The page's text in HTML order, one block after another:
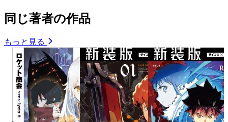
同じ著者の作品
もっと見る